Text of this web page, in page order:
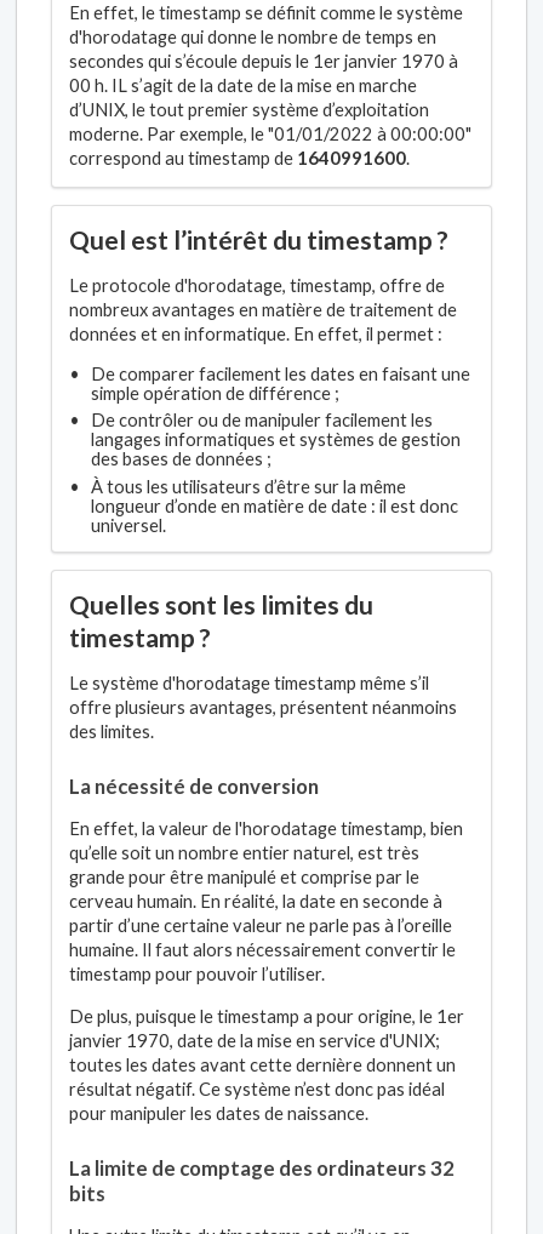
En effet, le timestamp se définit comme le système
d'horodatage qui donne le nombre de temps en
secondes qui s’écoule depuis le 1er janvier 1970 à
00 h. IL s’agit de la date de la mise en marche
d’UNIX, le tout premier système d’exploitation
moderne. Par exemple, le "01/01/2022 à 00:00:00"
correspond au timestamp de 1640991600.
Quel est l’intérêt du timestamp ?
Le protocole d'horodatage, timestamp, offre de
nombreux avantages en matière de traitement de
données et en informatique. En effet, il permet :
De comparer facilement les dates en faisant une
simple opération de différence ;
De contrôler ou de manipuler facilement les
langages informatiques et systèmes de gestion
des bases de données ;
À tous les utilisateurs d’être sur la même
longueur d’onde en matière de date : il est donc
universel.
Quelles sont les limites du
timestamp ?
Le système d'horodatage timestamp même s’il
offre plusieurs avantages, présentent néanmoins
des limites.
La nécessité de conversion
En effet, la valeur de l'horodatage timestamp, bien
qu’elle soit un nombre entier naturel, est très
grande pour être manipulé et comprise par le
cerveau humain. En réalité, la date en seconde à
partir d’une certaine valeur ne parle pas à l’oreille
humaine. Il faut alors nécessairement convertir le
timestamp pour pouvoir l’utiliser.
De plus, puisque le timestamp a pour origine, le 1er
janvier 1970, date de la mise en service d'UNIX;
toutes les dates avant cette dernière donnent un
résultat négatif. Ce système n’est donc pas idéal
pour manipuler les dates de naissance.
La limite de comptage des ordinateurs 32
bits